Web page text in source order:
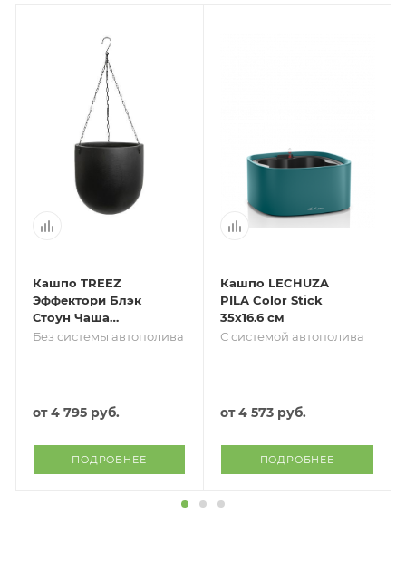
Кашпо TREEZ
Эффектори Блэк
Стоун Чаша
большая
Без системы автополива
от4 795 руб.
ПОДРОБНЕЕ
Кашпо LECHUZA
PILA Color Stick
35х16.6 см
С системой автополива
от4 573 руб.
ПОДРОБНЕЕ